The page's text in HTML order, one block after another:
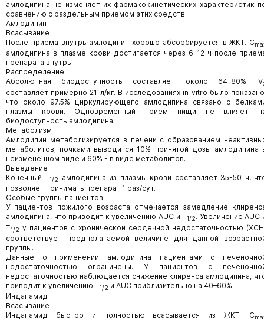
амлодипина не изменяет их фармакокинетических характеристик
сравнению с раздельным приемом этих средств.
Амлодипин
Всасывание
После приема внутрь амлодипин хорошо абсорбируется в ЖКТ. C
амлодипина в плазме крови достигается через 6-12 ч после
препарата внутрь.
Распределение
Абсолютная биодоступность составляет около 64-80%. V
составляет примерно 21 л/кг. В исследованиях in vitro было
что около 97.5% циркулирующего амлодипина связано с
плазмы крови. Одновременный прием пищи не влияет
биодоступность амлодипина.
Метаболизм
Амлодипин метаболизируется в печени с образованием
метаболитов; почками выводится 10% принятой дозы амлодипина
неизмененном виде и 60% - в виде метаболитов.
Выведение
Конечный Т1/2
амлодипина из плазмы крови составляет 35-50 ч,
позволяет принимать препарат 1 раз/сут.
Особые группы пациентов
У пациентов пожилого возраста отмечается замедление
амлодипина, что приводит к увеличению AUC и Т1/2. Увеличение AUC
Т1/2 у пациентов с хронической сердечной недостаточностью
соответствует предполагаемой величине для данной
группы.
Данные о применении амлодипина пациентами с
недостаточностью ограничены. У пациентов с
недостаточностью наблюдается снижение клиренса амлодипина,
приводит к увеличению Т1/2 и AUC приблизительно на 40–60%.
Индапамид
Всасывание
Индапамид быстро и полностью всасывается из ЖКТ. C